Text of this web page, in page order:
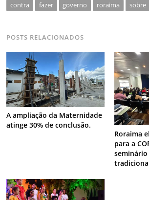
contra fazer governo roraima sobre
POSTS RELACIONADOS
A ampliação da Maternidade
atinge 30% de conclusão.
Roraima
para a
seminário